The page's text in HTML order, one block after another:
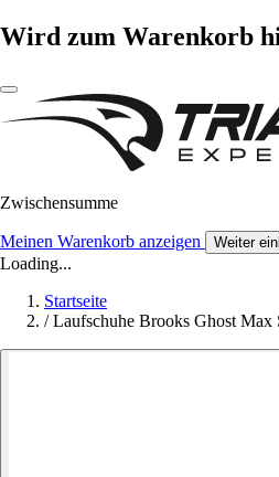
Wird zum Warenkorb
Zwischensumme
Meinen Warenkorb anzeigen Weiter
Loading...
Startseite
/ Laufschuhe Brooks Ghost Max